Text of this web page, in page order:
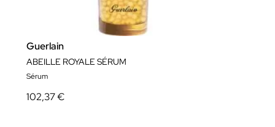
Guerlain
ABEILLE ROYALE SÉRUM
Sérum
102,37 €